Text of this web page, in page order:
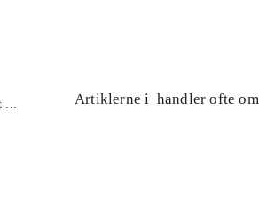
...
Artiklerne i handler ofte om